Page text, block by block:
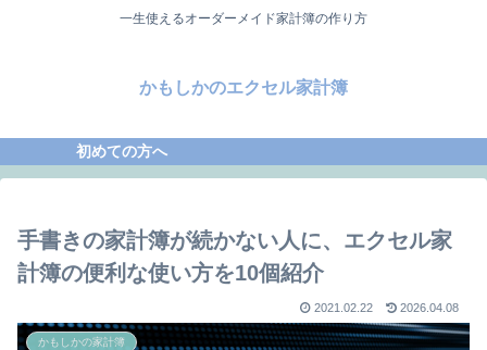
一生使えるオーダーメイド家計簿の作り方
かもしかのエクセル家計簿
初めての方へ
手書きの家計簿が続かない人に、エクセル家
計簿の便利な使い方を10個紹介
2021.02.22 2026.04.08
かもしかの家計簿